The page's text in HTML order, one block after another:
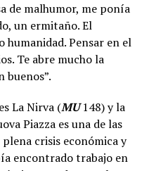
de malhumor, me ponía
un ermitaño. El
Pensar en el
Te abre mucho la
buenos”.
La Nirva (MU148) y la
Piazza es una de las
crisis económica y
encontrado trabajo en